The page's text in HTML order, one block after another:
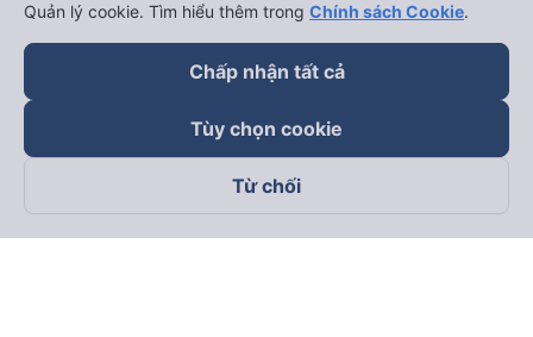
Theo dõi chúng tôi trên
Quản lý cookie. Tìm hiểu thêm trong Chính sách Cookie.
Chấp nhận tất cả
Tùy chọn cookie
Từ chối